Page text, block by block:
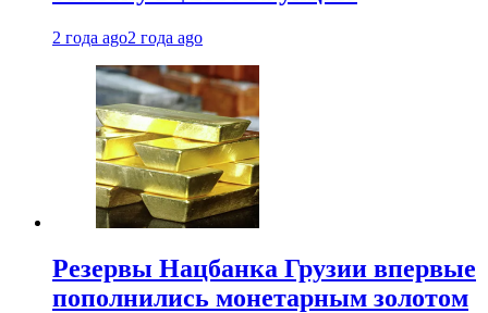
2 года ago2 года ago
Резервы Нацбанка Грузии впервые
пополнились монетарным золотом